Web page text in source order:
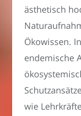
ästhetisch
Ökowissen.
endemische
wie